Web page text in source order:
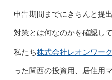
申告期間までにきちんと提
対策とは何なのかを確認し
私たち株式会社レオンワー
った関西の投資用、居住用